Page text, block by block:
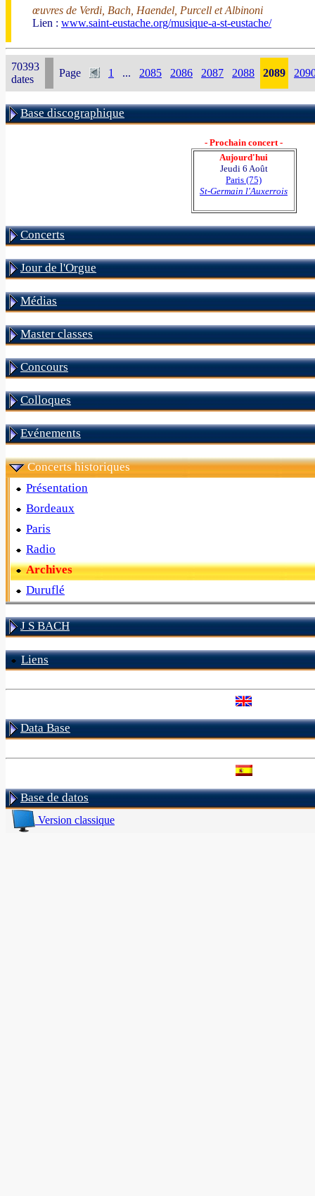
œuvres de Verdi, Bach, Haendel, Purcell et Albinoni
Lien : www.saint-eustache.org/musique-a-st-eustache/
70393
dates
Page 1 ... 2085 2086 2087 2088 2089
Base discographique
- Prochain concert -
Aujourd'hui
Jeudi 6 Août
Paris (75)
St-Germain l'Auxerrois
Concerts
Jour de l'Orgue
Médias
Master classes
Concours
Colloques
Evénements
Concerts historiques
Présentation
Bordeaux
Paris
Radio
Archives
Duruflé
J S BACH
Liens
Data Base
Base de datos
Version classique